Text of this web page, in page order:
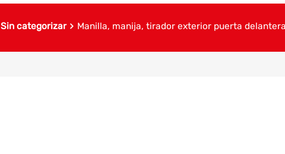
Sin categorizar Manilla, manija, tirador exterior puerta